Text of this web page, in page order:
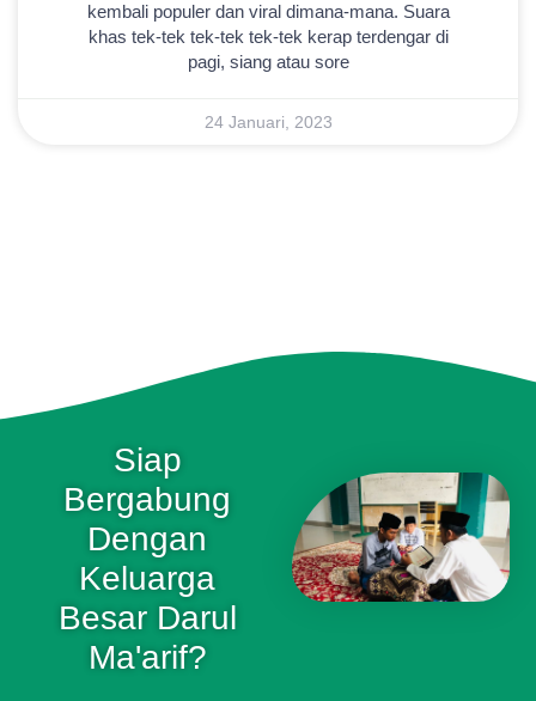
kembali populer dan viral dimana-mana. Suara
khas tek-tek tek-tek tek-tek kerap terdengar di
pagi, siang atau sore
24 Januari, 2023
Siap
Bergabung
Dengan
Keluarga
Besar Darul
Ma'arif?